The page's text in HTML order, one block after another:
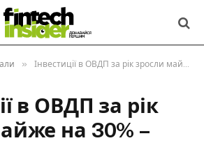
» Інвестиції в ОВДП за рік зросли майже на 30% – Мінфін
в ОВДП за рік
на 30% –